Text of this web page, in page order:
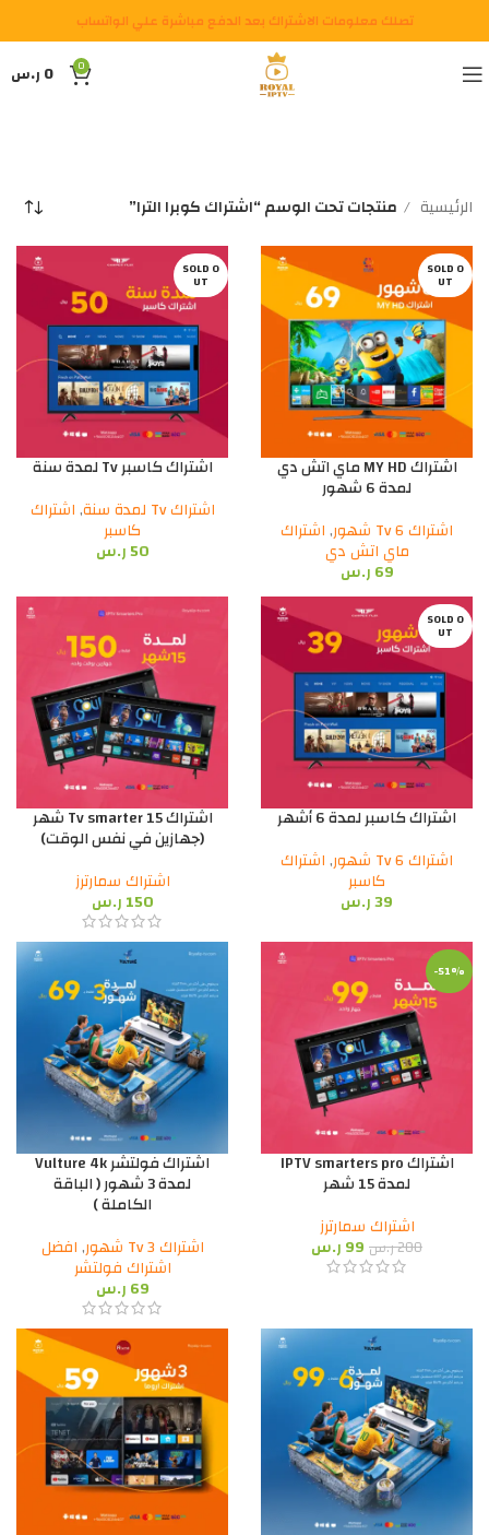
تصلك معلومات الاشتراك بعد الدفع مباشرة علي الواتساب
0
0 ر.س
الرئيسية منتجات تحت الوسم “اشتراك كوبرا الترا”
SOLD O
UT
اشتراك MY HD ماي اتش دي
لمدة 6 شهور
اشتراك Tv 6 شهور
,اشتراك
ماي اتش دي
69ر.س
SOLD O
UT
اشتراك كاسبر Tv لمدة سنة
اشتراك Tv لمدة سنة
,اشتراك
كاسبر
50ر.س
SOLD O
UT
اشتراك كاسبر لمدة 6 أشهر
اشتراك Tv 6 شهور
,اشتراك
كاسبر
39ر.س
اشتراك Tv smarter 15 شهر
(جهازين في نفس الوقت)
اشتراك سمارترز
150ر.س
-51%
اشتراك IPTV smarters pro
لمدة 15 شهر
اشتراك سمارترز
200ر.س 99ر.س
اشتراك فولتشر Vulture 4k
لمدة 3 شهور ( الباقة
الكاملة )
اشتراك Tv 3 شهور
,افضل
اشتراك فولتشر
69ر.س